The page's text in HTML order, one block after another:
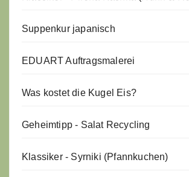
Suppenkur japanisch
EDUART Auftragsmalerei
Was kostet die Kugel Eis?
Geheimtipp - Salat Recycling
Klassiker - Syrniki (Pfannkuchen)